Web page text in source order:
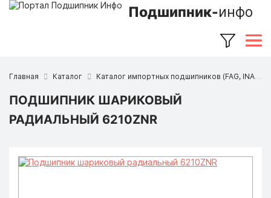
Подшипник-инфо
Главная Каталог Каталог импортных подшипников (FAG, INA, SKF, NSK, Timken и др.)
ПОДШИПНИК ШАРИКОВЫЙ
РАДИАЛЬНЫЙ 6210ZNR